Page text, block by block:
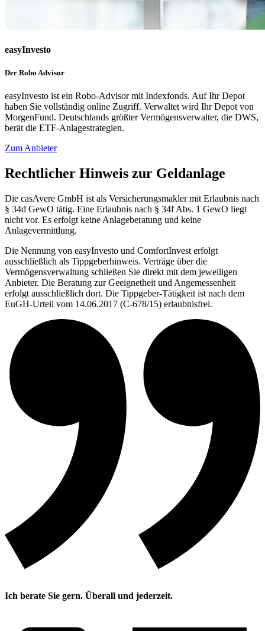
easyInvesto
Der Robo Advisor
easyInvesto ist ein Robo-Advisor mit Indexfonds. Auf Ihr Depot
haben Sie vollständig online Zugriff. Verwaltet wird Ihr Depot von
MorgenFund. Deutschlands größter Vermögensverwalter, die DWS,
berät die ETF-Anlagestrategien.
Zum Anbieter
Rechtlicher Hinweis zur Geldanlage
Die casAvere GmbH ist als Versicherungsmakler mit Erlaubnis nach
§ 34d GewO tätig. Eine Erlaubnis nach § 34f Abs. 1 GewO liegt
nicht vor. Es erfolgt keine Anlageberatung und keine
Anlagevermittlung.
Die Nennung von easyInvesto und ComfortInvest erfolgt
ausschließlich als Tippgeberhinweis. Verträge über die
Vermögensverwaltung schließen Sie direkt mit dem jeweiligen
Anbieter. Die Beratung zur Geeignetheit und Angemessenheit
erfolgt ausschließlich dort. Die Tippgeber-Tätigkeit ist nach dem
EuGH-Urteil vom 14.06.2017 (C-678/15) erlaubnisfrei.
Ich berate Sie gern. Überall und jederzeit.